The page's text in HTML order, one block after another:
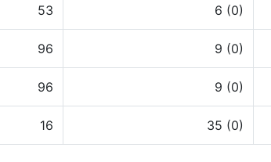
53 6 (0)
96 9 (0)
96 9 (0)
16 35 (0)